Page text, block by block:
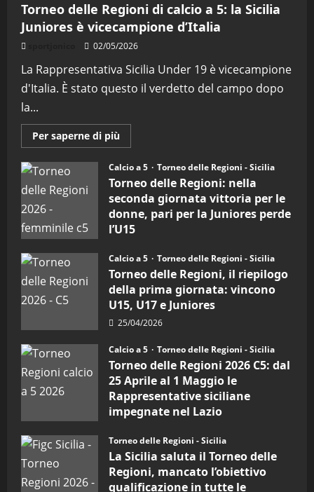
3
"SportEmpire" in Podcast
“SportEmpire” in Podcast: 28^
Puntata (Martedi 21 Aprile 2026)
21/04/2026
4
“SportEmpire” in Podcast: 27^
Puntata (Martedi 14 Aprile 2026)
5
"SportEmpire" in Podcast
“SportEmpire” in Podcast: 26^
Puntata (Martedi 07 Aprile 2026)
Torneo delle Regioni di calcio a 5: la Sicilia
Juniores è vicecampione d’Italia
02/05/2026
La Rappresentativa Sicilia Under 19 è vicecampione
d'Italia. È stato questo il verdetto del campo dopo
la...
Per saperne di più
informazioni
Torneo
delle
Regioni
di
calcio
a
5:
la
Juniores
è
vicecampione
d’Italia
Calcio a 5 Torneo delle Regioni - Sicilia
Torneo delle Regioni: nella
seconda giornata vittoria per le
donne, pari per la Juniores perde
l’U15
Calcio a 5
Torneo delle Regioni - Sicilia
Torneo delle Regioni, il riepilogo
della prima giornata: vincono
U15, U17 e Juniores
25/04/2026
Calcio a 5 Torneo delle Regioni - Sicilia
Torneo delle Regioni 2026 C5: dal
25 Aprile al 1 Maggio le
Rappresentative siciliane
impegnate nel Lazio
Torneo delle Regioni - Sicilia
La Sicilia saluta il Torneo delle
Regioni, mancato l’obiettivo
qualificazione in tutte le